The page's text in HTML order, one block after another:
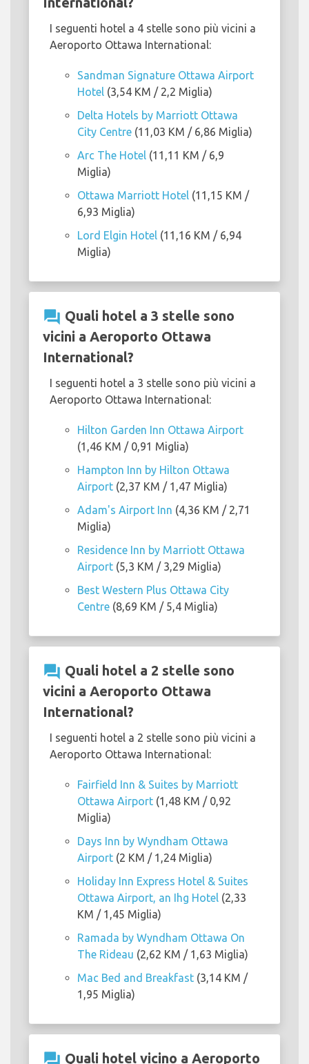
I seguenti hotel a 4 stelle sono più vicini a
Aeroporto Ottawa International:
Sandman Signature Ottawa Airport
Hotel (3,54 KM / 2,2 Miglia)
Delta Hotels by Marriott Ottawa
City Centre (11,03 KM / 6,86 Miglia)
Arc The Hotel (11,11 KM / 6,9
Miglia)
Ottawa Marriott Hotel (11,15 KM /
6,93 Miglia)
Lord Elgin Hotel (11,16 KM / 6,94
Miglia)
question_answer Quali hotel a 3 stelle sono
vicini a Aeroporto Ottawa
International?
I seguenti hotel a 3 stelle sono più vicini a
Aeroporto Ottawa International:
Hilton Garden Inn Ottawa Airport
(1,46 KM / 0,91 Miglia)
Hampton Inn by Hilton Ottawa
Airport (2,37 KM / 1,47 Miglia)
Adam's Airport Inn (4,36 KM / 2,71
Miglia)
Residence Inn by Marriott Ottawa
Airport (5,3 KM / 3,29 Miglia)
Best Western Plus Ottawa City
Centre (8,69 KM / 5,4 Miglia)
question_answer Quali hotel a 2 stelle sono
vicini a Aeroporto Ottawa
International?
I seguenti hotel a 2 stelle sono più vicini a
Aeroporto Ottawa International:
Fairfield Inn & Suites by Marriott
Ottawa Airport (1,48 KM / 0,92
Miglia)
Days Inn by Wyndham Ottawa
Airport (2 KM / 1,24 Miglia)
Holiday Inn Express Hotel & Suites
Ottawa Airport, an Ihg Hotel (2,33
KM / 1,45 Miglia)
Ramada by Wyndham Ottawa On
The Rideau (2,62 KM / 1,63 Miglia)
Mac Bed and Breakfast (3,14 KM /
1,95 Miglia)
question_answer Quali hotel vicino a Aeroporto